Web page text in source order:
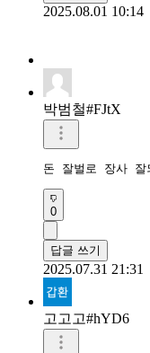
2025.08.01 10:14
박범철#FJtX
돈 잘벌로 장사 잘
0
답글 쓰기
2025.07.31 21:31
고고고#hYD6